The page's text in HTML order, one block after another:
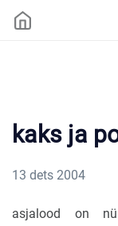
kaks ja
13 dets 2004
asjalood on